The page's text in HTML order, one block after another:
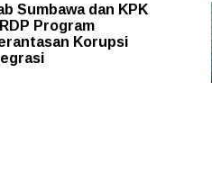
Sumbawa dan KPK
Program
Korupsi